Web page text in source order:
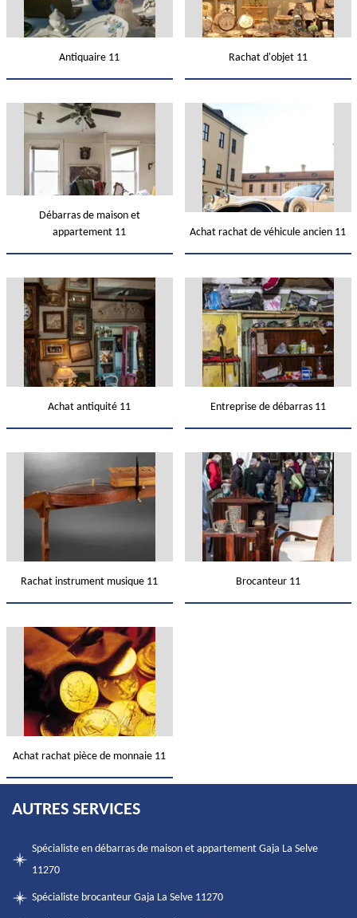
Antiquaire 11 Rachat d'objet 11
Débarras de maison et
appartement 11
Achat rachat de véhicule ancien 11
Achat antiquité 11 Entreprise de débarras 11
Rachat instrument musique 11 Brocanteur 11
Achat rachat pièce de monnaie 11
AUTRES SERVICES
Spécialiste en débarras de maison et appartement Gaja La Selve
11270
Spécialiste brocanteur Gaja La Selve 11270